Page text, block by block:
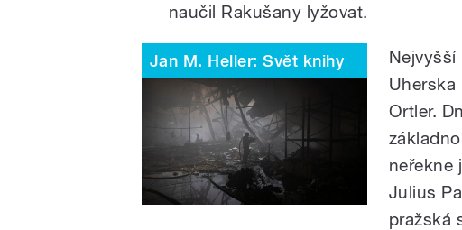
naučil Rakušany lyžovat.
Jan M. Heller: Svět knihy
Nejvyšší
Uherska
Ortler.
neřekne
Julius
pražská